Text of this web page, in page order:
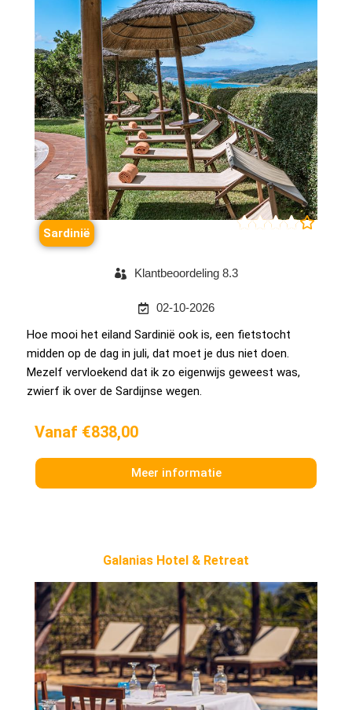

Sardinië
Klantbeoordeling 8.3
02-10-2026
Hoe mooi het eiland Sardinië ook is, een fietstocht
midden op de dag in juli, dat moet je dus niet doen.
Mezelf vervloekend dat ik zo eigenwijs geweest was,
zwierf ik over de Sardijnse wegen.
Vanaf €838,00
Meer informatie
Galanias Hotel & Retreat